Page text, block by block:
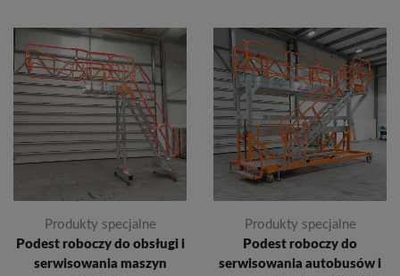
Produkty specjalne
Podest roboczy do obsługi i
serwisowania maszyn
Produkty specjalne
Podest roboczy do
serwisowania autobusów i